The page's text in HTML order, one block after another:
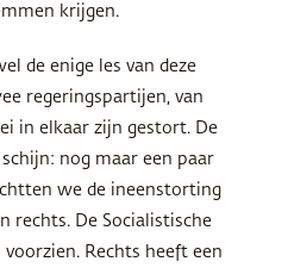
krijgen.
de enige les van deze
regeringspartijen, van
in elkaar zijn gestort. De
nog maar een paar
we de ineenstorting
rechts. De Socialistische
Rechts heeft een